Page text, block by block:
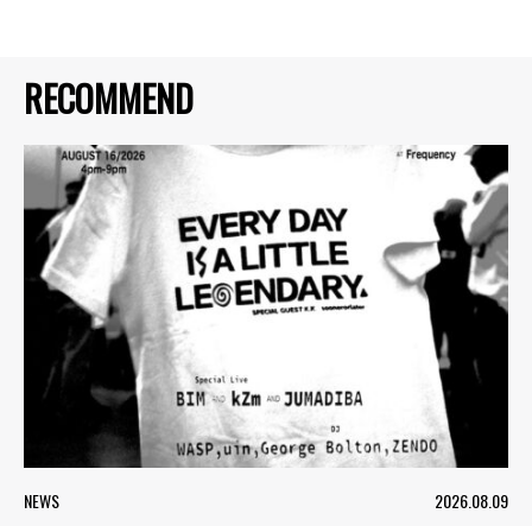
RECOMMEND
NEWS 2026.08.09